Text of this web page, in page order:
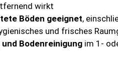
wirkt
Böden geeignet,
und frisches
Bodenreinigung im 1-